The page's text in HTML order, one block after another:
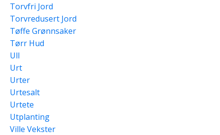
Torvfri Jord
Torvredusert Jord
Tøffe Grønnsaker
Tørr Hud
Ull
Urt
Urter
Urtesalt
Urtete
Utplanting
Ville Vekster